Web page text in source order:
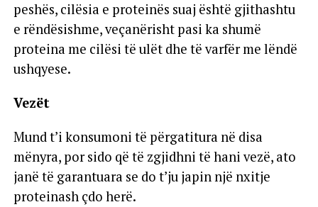
peshës, cilësia e proteinës suaj është gjithashtu
e rëndësishme, veçanërisht pasi ka shumë
proteina me cilësi të ulët dhe të varfër me lëndë
ushqyese.
Vezët
Mund t’i konsumoni të përgatitura në disa
mënyra, por sido që të zgjidhni të hani vezë, ato
janë të garantuara se do t’ju japin një nxitje
proteinash çdo herë.